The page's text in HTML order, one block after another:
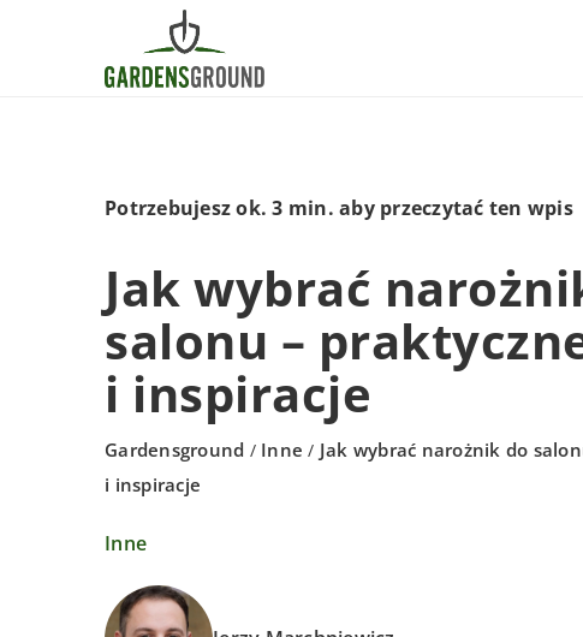
Potrzebujesz ok. 3 min. aby przeczytać ten wpis
Jak wybrać
salonu –
i inspiracje
Gardensground / Inne / Jak wybrać narożnik do
i inspiracje
Inne